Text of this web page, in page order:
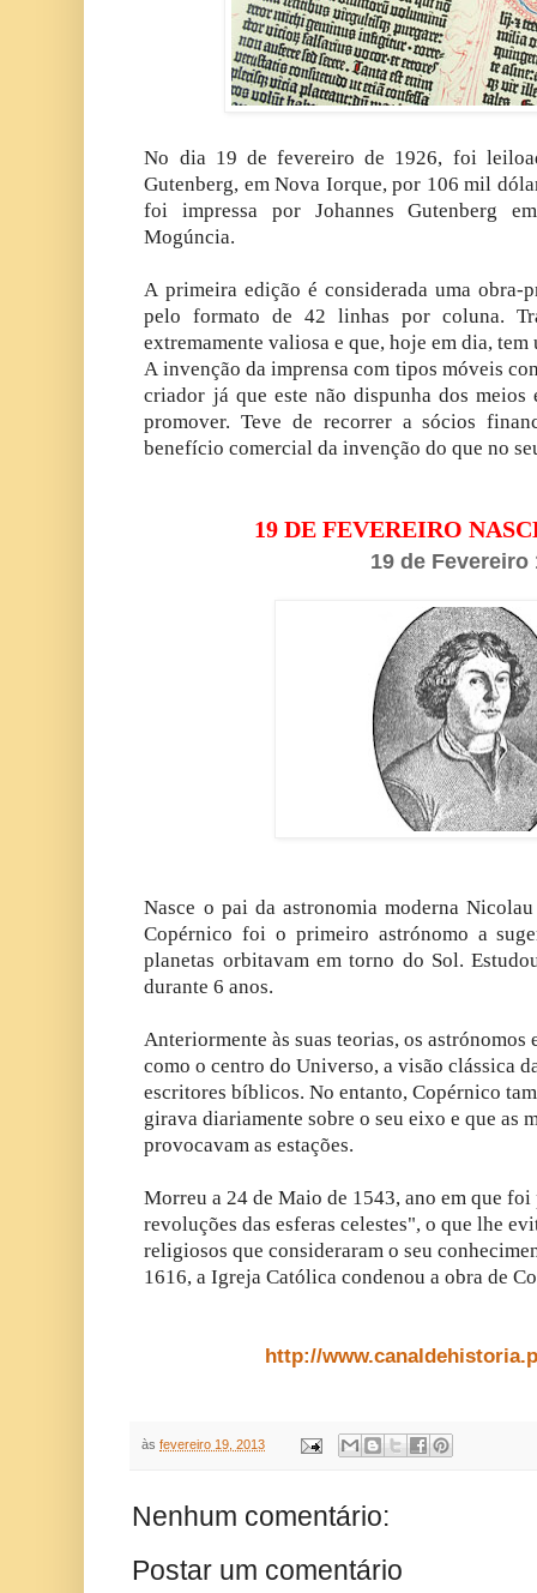
No dia 19 de fevereiro de 1926, foi
Gutenberg, em Nova Iorque, por 106 mil
foi impressa por Johannes Gutenberg
Mogúncia.
A primeira edição é considerada uma obra-
pelo formato de 42 linhas por coluna.
extremamente valiosa e que, hoje em dia,
A invenção da imprensa com tipos móveis
criador já que este não dispunha dos meios
promover. Teve de recorrer a sócios
benefício comercial da invenção do que no
19 DE FEVEREIRO
19 de Fevereiro
Nasce o pai da astronomia moderna
Copérnico foi o primeiro astrónomo a
planetas orbitavam em torno do Sol.
durante 6 anos.
Anteriormente às suas teorias, os astrónomos
como o centro do Universo, a visão clássica
escritores bíblicos. No entanto, Copérnico
girava diariamente sobre o seu eixo e que as
provocavam as estações.
Morreu a 24 de Maio de 1543, ano em que
revoluções das esferas celestes", o que lhe
religiosos que consideraram o seu
1616, a Igreja Católica condenou a obra de
http://
às fevereiro 19, 2013
Nenhum comentário:
Postar um comentário